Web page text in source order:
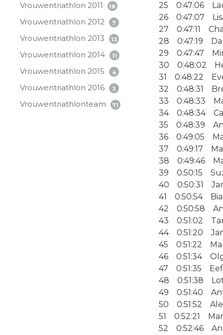
Vrouwentriathlon 2011 18
Vrouwentriathlon 2012 7
Vrouwentriathlon 2013 13
Vrouwentriathlon 2014 11
Vrouwentriathlon 2015 4
Vrouwentriathlon 2016 3
Vrouwentriathlonteam 71
25 0:47:06
26 0:47:07
27 0:47:11
28 0:47:19
29 0:47:47
30 0:48:02
31 0:48:22
32 0:48:31
33 0:48:33
34 0:48:34
35 0:48:39
36 0:49:05
37 0:49:17
38 0:49:46
39 0:50:15
40 0:50:31
41 0:50:54
42 0:50:58
43 0:51:02
44 0:51:20
45 0:51:22
46 0:51:34
47 0:51:35
48 0:51:38
49 0:51:40
50 0:51:52
51 0:52:21
52 0:52:46